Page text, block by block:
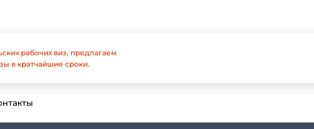
рабочих виз, предлагаем
в кратчайшие сроки.